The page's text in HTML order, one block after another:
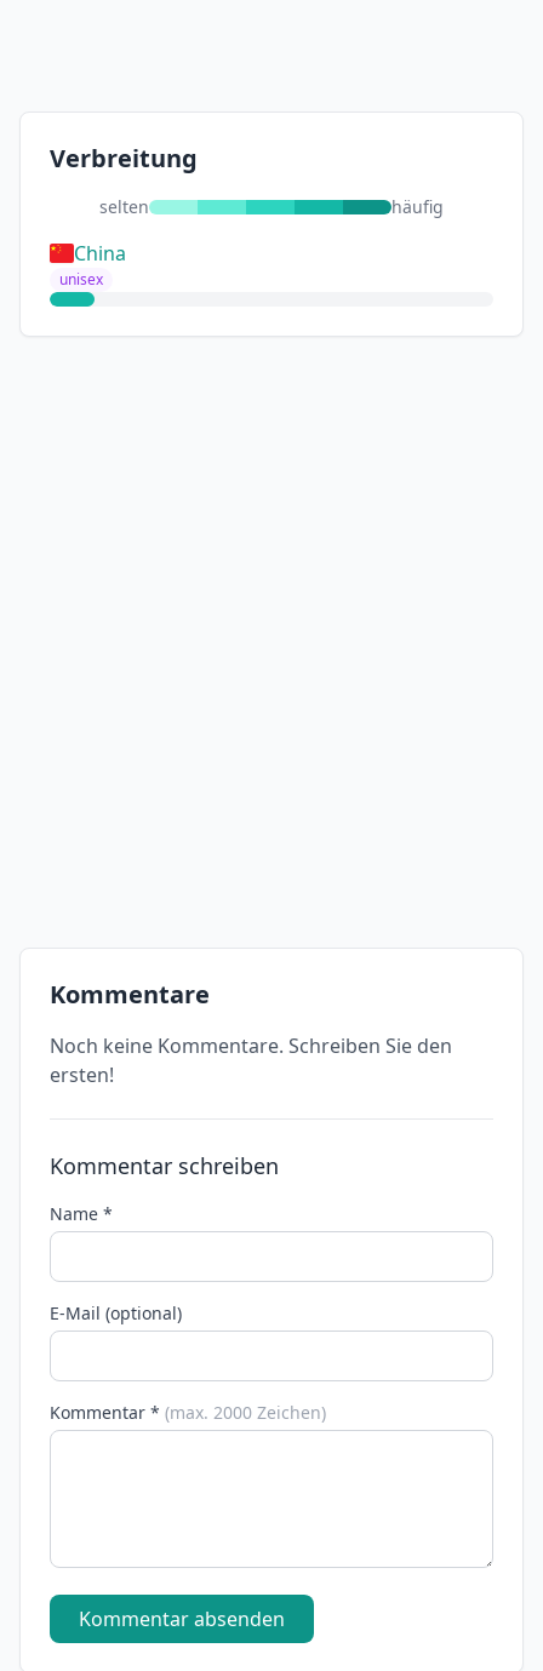
Verbreitung
selten häufig
China
unisex
Kommentare
Noch keine Kommentare. Schreiben Sie den
ersten!
Kommentar schreiben
Name *
E-Mail (optional)
Kommentar * (max. 2000 Zeichen)
Kommentar absenden